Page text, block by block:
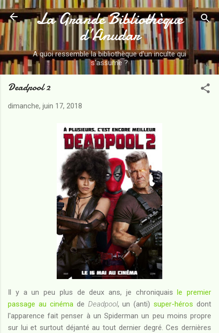
Accéder au contenu principal
La Grande Bibliothèque
d’Anudar
A quoi ressemble la bibliothèque d'un inculte qui
s'assume ?
Deadpool 2
dimanche, juin 17, 2018
Il y a un peu plus de deux ans, je chroniquaisle premier
passage au cinémade Deadpool, un (anti)super-héros dont
l'apparence fait penser à un Spiderman un peu moins propre
sur lui et surtout déjanté au tout dernier degré. Ces dernières